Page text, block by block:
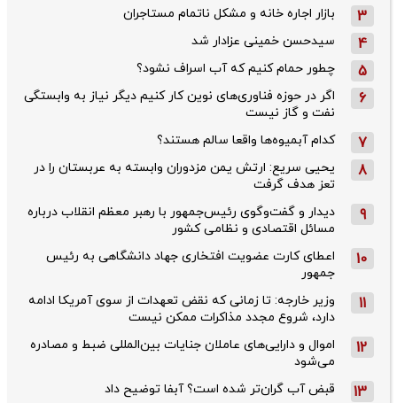
3 بازار اجاره خانه و مشکل ناتمام مستاجران
4 سیدحسن خمینی عزادار شد
5 چطور حمام کنیم که آب اسراف نشود؟
6
اگر در حوزه فناوری‌های نوین کار کنیم دیگر نیاز به وابستگی
نفت و گاز نیست
7 کدام آبمیوه‌ها واقعا سالم هستند؟
8
یحیی سریع: ارتش یمن مزدوران وابسته به عربستان را در
تعز هدف گرفت
9
دیدار و گفت‌وگوی رئیس‌جمهور با رهبر معظم انقلاب درباره
مسائل اقتصادی و نظامی کشور
10
اعطای کارت عضویت افتخاری جهاد دانشگاهی به رئیس‌
جمهور
11
وزیر خارجه: تا زمانی که نقض تعهدات از سوی آمریکا ادامه
دارد، شروع مجدد مذاکرات ممکن نیست
12
اموال و دارایی‌های عاملان جنایات بین‌المللی ضبط و مصادره
می‌شود
13 قبض آب گران‌تر شده است؟ آبفا توضیح داد